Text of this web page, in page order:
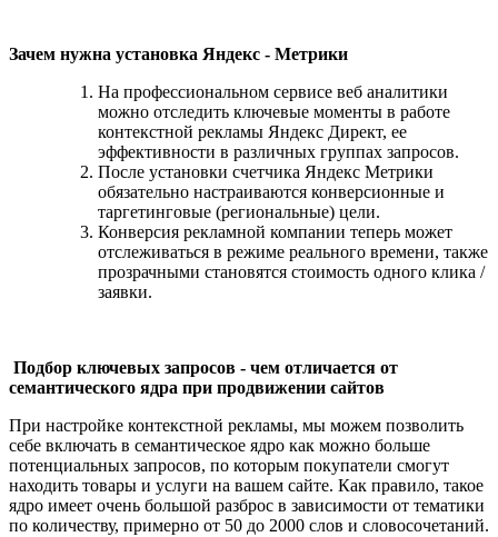
Зачем нужна установка Яндекс - Метрики
На профессиональном сервисе веб аналитики
можно отследить ключевые моменты в работе
контекстной рекламы Яндекс Директ, ее
эффективности в различных группах запросов.
После установки счетчика Яндекс Метрики
обязательно настраиваются конверсионные и
таргетинговые (региональные) цели.
Конверсия рекламной компании теперь может
отслеживаться в режиме реального времени, также
прозрачными становятся стоимость одного клика /
заявки.
Подбор ключевых запросов - чем отличается от
семантического ядра при продвижении сайтов
При настройке контекстной рекламы, мы можем позволить
себе включать в семантическое ядро как можно больше
потенциальных запросов, по которым покупатели смогут
находить товары и услуги на вашем сайте. Как правило, такое
ядро имеет очень большой разброс в зависимости от тематики
по количеству, примерно от 50 до 2000 слов и словосочетаний.